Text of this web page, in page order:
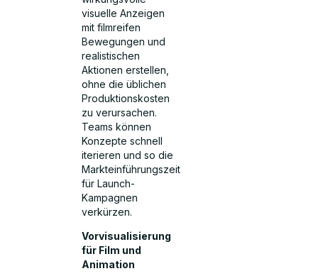
visuelle Anzeigen
mit filmreifen
Bewegungen und
realistischen
Aktionen erstellen,
ohne die üblichen
Produktionskosten
zu verursachen.
Teams können
Konzepte schnell
iterieren und so die
Markteinführungszeit
für Launch-
Kampagnen
verkürzen.
Vorvisualisierung
für Film und
Animation